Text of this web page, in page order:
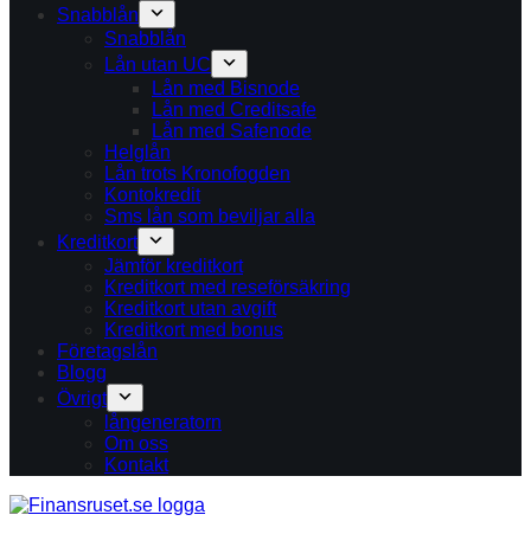
Snabblån
Snabblån
Lån utan UC
Lån med Bisnode
Lån med Creditsafe
Lån med Safenode
Helglån
Lån trots Kronofogden
Kontokredit
Sms lån som beviljar alla
Kreditkort
Jämför kreditkort
Kreditkort med reseförsäkring
Kreditkort utan avgift
Kreditkort med bonus
Företagslån
Blogg
Övrigt
långeneratorn
Om oss
Kontakt